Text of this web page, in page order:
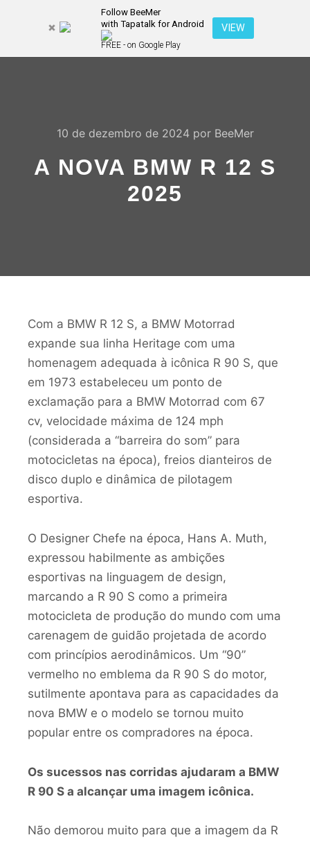
Follow BeeMer
with Tapatalk for Android
FREE - on Google Play
VIEW
10 de dezembro de 2024por BeeMer
A NOVA BMW R 12 S
2025
Com a BMW R 12 S, a BMW Motorrad
expande sua linha Heritage com uma
homenagem adequada à icônica R 90 S, que
em 1973 estabeleceu um ponto de
exclamação para a BMW Motorrad com 67
cv, velocidade máxima de 124 mph
(considerada a “barreira do som” para
motocicletas na época), freios dianteiros de
disco duplo e dinâmica de pilotagem
esportiva.
O Designer Chefe na época, Hans A. Muth,
expressou habilmente as ambições
esportivas na linguagem de design,
marcando a R 90 S como a primeira
motocicleta de produção do mundo com uma
carenagem de guidão projetada de acordo
com princípios aerodinâmicos. Um “90”
vermelho no emblema da R 90 S do motor,
sutilmente apontava para as capacidades da
nova BMW e o modelo se tornou muito
popular entre os compradores na época.
Os sucessos nas corridas ajudaram a BMW
R 90 S a alcançar uma imagem icônica.
Não demorou muito para que a imagem da R